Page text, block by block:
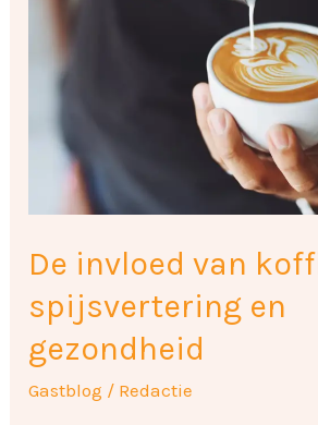
De invloed van
spijsvertering en
gezondheid
Gastblog / Redactie
koffie
spijsvertering
gezondheid